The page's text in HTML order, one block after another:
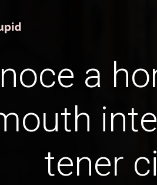
a
tener